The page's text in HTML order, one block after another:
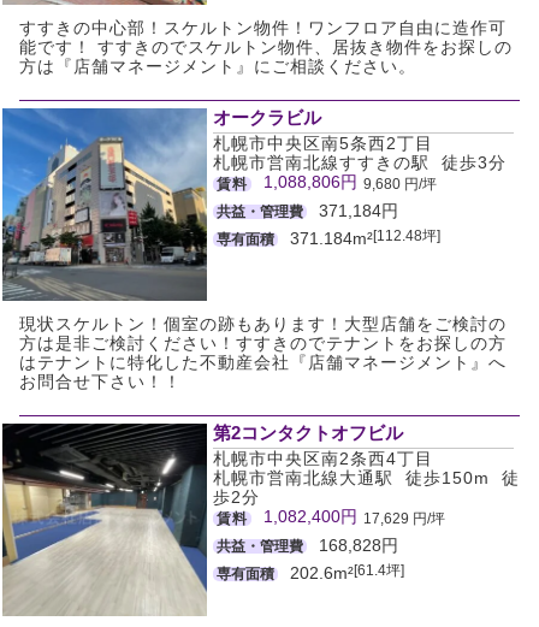
すすきの中心部！スケルトン物件！ワンフロア自由に造作可
能です！ すすきのでスケルトン物件、居抜き物件をお探しの
方は『店舗マネージメント』にご相談ください。
オークラビル
札幌市中央区南5条西2丁目
札幌市営南北線すすきの駅 徒歩3分
賃料 1,088,806円 9,680 円/坪
共益・管理費
371,184円
専有面積 371.184m²[112.48坪]
現状スケルトン！個室の跡もあります！大型店舗をご検討の
方は是非ご検討ください！すすきのでテナントをお探しの方
はテナントに特化した不動産会社『店舗マネージメント』へ
お問合せ下さい！！
第2コンタクトオフビル
札幌市中央区南2条西4丁目
札幌市営南北線大通駅 徒歩150m 徒
歩2分
賃料 1,082,400円 17,629 円/坪
共益・管理費
168,828円
専有面積 202.6m²[61.4坪]